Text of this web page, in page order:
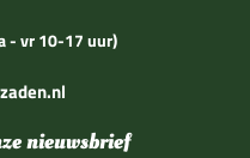
- vr 10-17 uur)
nieuwsbrief